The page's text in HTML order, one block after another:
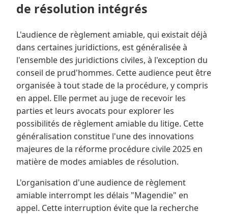
de résolution intégrés
L'audience de règlement amiable, qui existait déjà
dans certaines juridictions, est généralisée à
l'ensemble des juridictions civiles, à l'exception du
conseil de prud'hommes. Cette audience peut être
organisée à tout stade de la procédure, y compris
en appel. Elle permet au juge de recevoir les
parties et leurs avocats pour explorer les
possibilités de règlement amiable du litige. Cette
généralisation constitue l'une des innovations
majeures de la réforme procédure civile 2025 en
matière de modes amiables de résolution.
L'organisation d'une audience de règlement
amiable interrompt les délais "Magendie" en
appel. Cette interruption évite que la recherche